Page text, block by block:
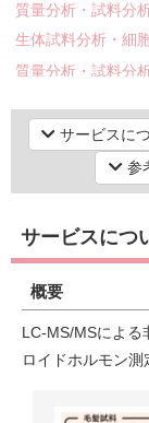
質量分析・試料分
生体試料分析・細
質量分析・試料分
サービスに
参
サービスにつ
概要
LC-MS/MSによる
ロイドホルモン
販売元別索引
ご利用ガイド
研究機器オン
ワケンG オン